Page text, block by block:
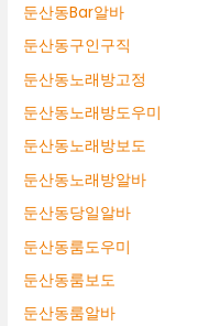
둔산동Bar알바
둔산동구인구직
둔산동노래방고정
둔산동노래방도우미
둔산동노래방보도
둔산동노래방알바
둔산동당일알바
둔산동룸도우미
둔산동룸보도
둔산동룸알바